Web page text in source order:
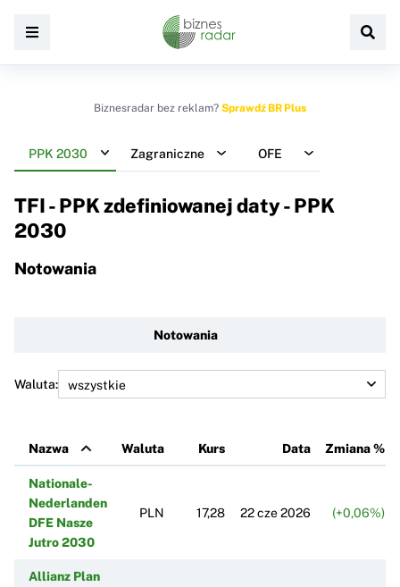
Biznesradar bez reklam? Sprawdź BR Plus
PPK 2030 Zagraniczne OFE
TFI - PPK zdefiniowanej daty - PPK
2030
Notowania
Notowania
Waluta:
Nazwa Waluta Kurs Data Zmiana %
Nationale-
Nederlanden
DFE Nasze
Jutro 2030
PLN 17,28 22 cze 2026 (+0,06%)
Allianz Plan